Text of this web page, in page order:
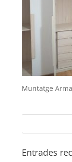
Muntatge
Entrades